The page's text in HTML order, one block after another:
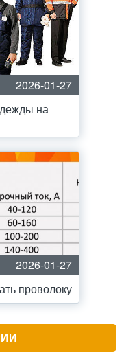
2026-01-27
на
2026-01-27
проволоку